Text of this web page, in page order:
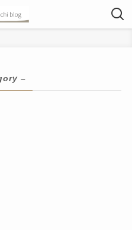
–